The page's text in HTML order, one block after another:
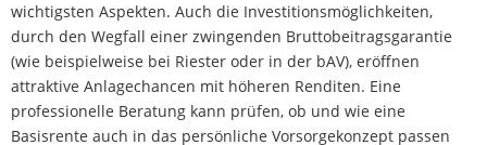
wichtigsten Aspekten. Auch die Investitionsmöglichkeiten,
durch den Wegfall einer zwingenden Bruttobeitragsgarantie
(wie beispielweise bei Riester oder in der bAV), eröffnen
attraktive Anlagechancen mit höheren Renditen. Eine
professionelle Beratung kann prüfen, ob und wie eine
Basisrente auch in das persönliche Vorsorgekonzept passen